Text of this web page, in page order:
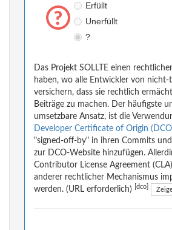
Erfüllt
Unerfüllt
?
Das Projekt SOLLTE einen
haben, wo alle Entwickler von nicht-
versichern, dass sie rechtlich
Beiträge zu machen. Der häufigste
umsetzbare Ansatz, ist die
Developer Certificate of Origin
"signed-off-by" in ihren Commits
zur DCO-Website hinzufügen.
Contributor License Agreement
anderer rechtlicher Mechanismus
werden. (URL erforderlich)
[dco]